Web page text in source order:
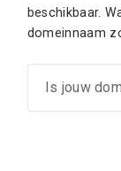
beschikbaar.
domeinnaam